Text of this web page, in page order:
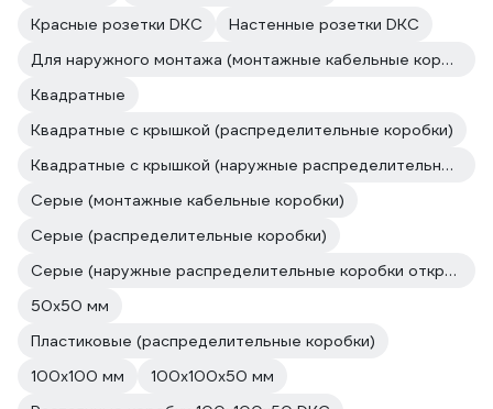
Красные розетки DKC
Настенные розетки DKC
Для наружного монтажа (монтажные кабельные коробки)
Квадратные
Квадратные с крышкой (распределительные коробки)
Квадратные с крышкой (наружные распределительные коробки открытой установки)
Серые (монтажные кабельные коробки)
Серые (распределительные коробки)
Серые (наружные распределительные коробки открытой установки)
50х50 мм
Пластиковые (распределительные коробки)
100х100 мм
100х100х50 мм